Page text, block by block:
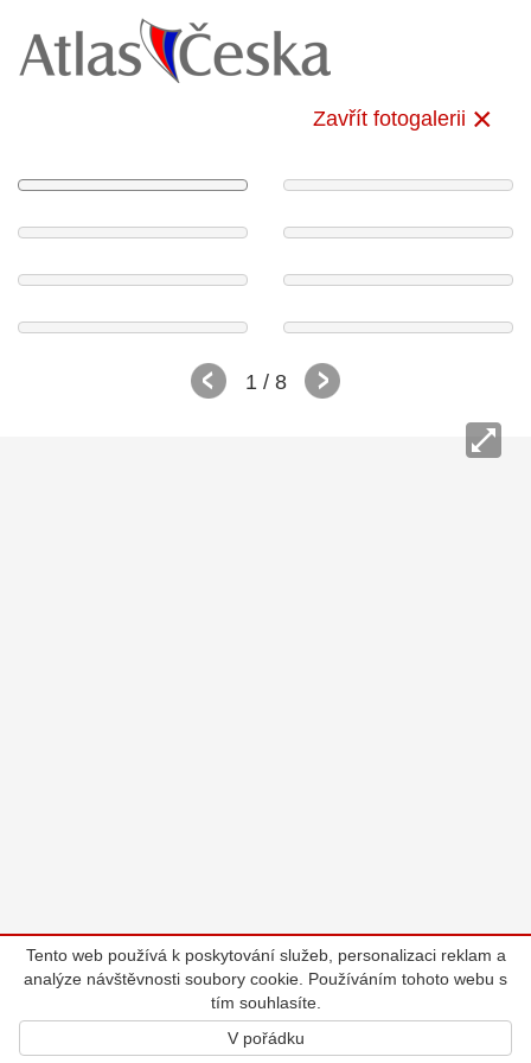
Zavřít fotogalerii
1/ 8
Tento web používá k poskytování služeb, personalizaci reklam a
analýze návštěvnosti soubory cookie. Používáním tohoto webu s
tím souhlasíte.
V pořádku